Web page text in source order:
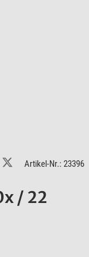
Artikel-Nr.: 23396
/ 22